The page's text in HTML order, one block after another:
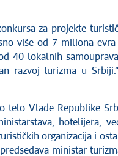
za projekte
više od 7 miliona evra
40 lokalnih
razvoj turizma u
telo Vlade Republike
hotelijera,
organizacija i
ministar